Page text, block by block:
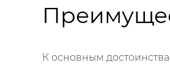
К основным